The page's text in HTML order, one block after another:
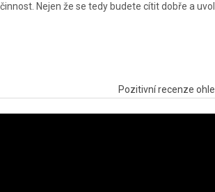
Nejen že se tedy budete cítit dobře a
Pozitivní recenze